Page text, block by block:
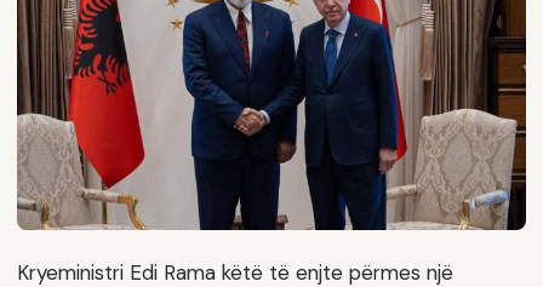
Kryeministri Edi Rama këtë të enjte përmes një